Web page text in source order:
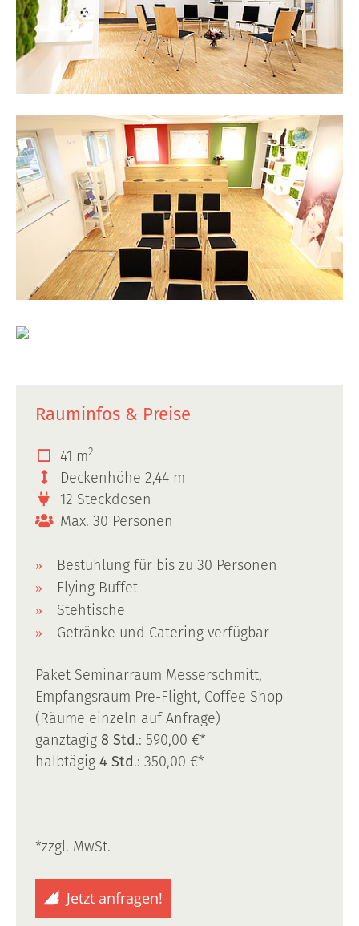
Rauminfos & Preise
41 m2
Deckenhöhe 2,44 m
12 Steckdosen
Max. 30 Personen
Bestuhlung für bis zu 30 Personen
Flying Buffet
Stehtische
Getränke und Catering verfügbar
Paket Seminarraum Messerschmitt,
Empfangsraum Pre-Flight, Coffee Shop
(Räume einzeln auf Anfrage)
ganztägig 8 Std.: 590,00 €*
halbtägig 4 Std.: 350,00 €*
*zzgl. MwSt.
Jetzt anfragen!